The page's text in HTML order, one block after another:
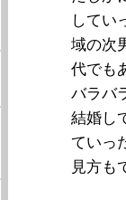
してい
域の次
代でも
バラバ
結婚し
ていっ
見方も